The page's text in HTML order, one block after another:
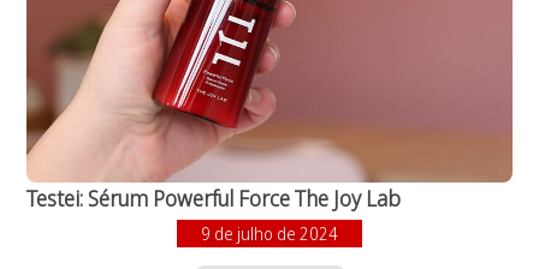
Testei: Sérum Powerful Force The Joy Lab
9 de julho de 2024